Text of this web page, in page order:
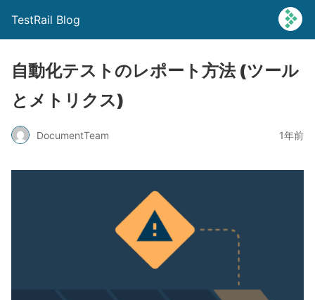
TestRail Blog
自動化テストのレポート方法 (ツール
とメトリクス)
DocumentTeam 1年前